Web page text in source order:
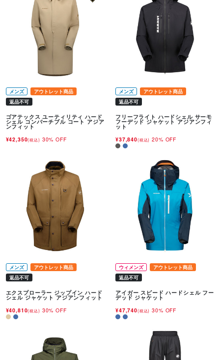
メンズ
アウトレット商品
返品不可
ゴアテックス ユーティリティ ハード
シェル コンバーチブル コート アジア
ンフィット
¥42,350(税込) 30% OFF
メンズ
アウトレット商品
返品不可
フリーフライト ハードシェル サーモ
フーデッド ジャケット アジアンフィ
ット
¥37,840(税込) 20% OFF
メンズ
アウトレット商品
返品不可
エクスプローラー ジップイン ハード
シェル ジャケット アジアンフィット
¥40,810(税込) 30% OFF
ウィメンズ
アウトレット商品
返品不可
アイガー スピード ハードシェル フー
デッド ジャケット
¥47,740(税込) 30% OFF